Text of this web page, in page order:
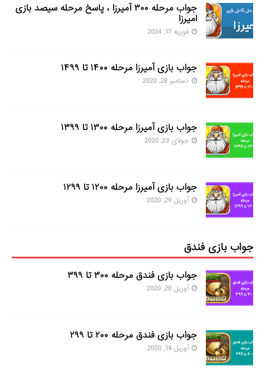
جواب مرحله ۳۰۰ آمیرزا ، پاسخ مرحله سیصد بازی
امیرزا
فوریه 17, 2024
جواب بازی آمیرزا مرحله ۱۴۰۰ تا ۱۴۹۹
دسامبر 28, 2020
جواب بازی آمیرزا مرحله ۱۳۰۰ تا ۱۳۹۹
جولای 23, 2020
جواب بازی آمیرزا مرحله ۱۲۰۰ تا ۱۲۹۹
آوریل 29, 2020
جواب بازی فندق
جواب بازی فندق مرحله ۳۰۰ تا ۳۹۹
آوریل 20, 2020
جواب بازی فندق مرحله ۲۰۰ تا ۲۹۹
آوریل 14, 2020